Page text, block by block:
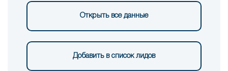
Открыть все данные
Добавить в список лидов